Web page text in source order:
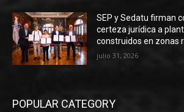
SEP y Sedatu firman
certeza jurídica a
construidos en zonas
julio 31, 2026
POPULAR CATEGORY